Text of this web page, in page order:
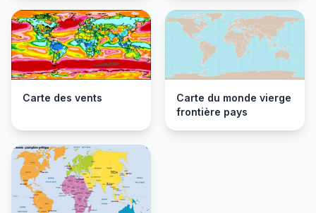
Carte des vents
Carte du monde vierge
frontière pays